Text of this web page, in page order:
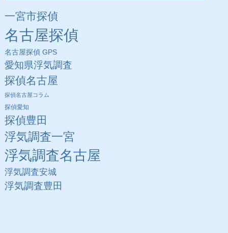
一宮市探偵
名古屋探偵
名古屋探偵 GPS
愛知県浮気調査
探偵名古屋
探偵名古屋コラム
探偵愛知
探偵豊田
浮気調査一宮
浮気調査名古屋
浮気調査安城
浮気調査豊田